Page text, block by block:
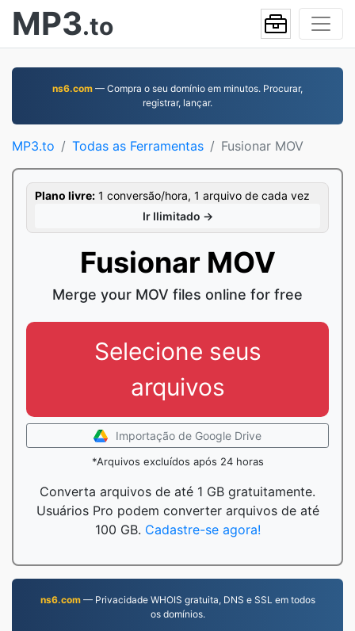
MP3.to
ns6.com — Compra o seu domínio em minutos. Procurar,
registrar, lançar.
MP3.to Todas as Ferramentas Fusionar MOV
Plano livre: 1 conversão/hora, 1 arquivo de cada vez
Ir Ilimitado →
Fusionar MOV
Merge your MOV files online for free
Selecione seus
arquivos
Importação de Google Drive
*Arquivos excluídos após 24 horas
Converta arquivos de até 1 GB gratuitamente.
Usuários Pro podem converter arquivos de até
100 GB. Cadastre-se agora!
ns6.com— Privacidade WHOIS gratuita, DNS e SSL em todos
os domínios.